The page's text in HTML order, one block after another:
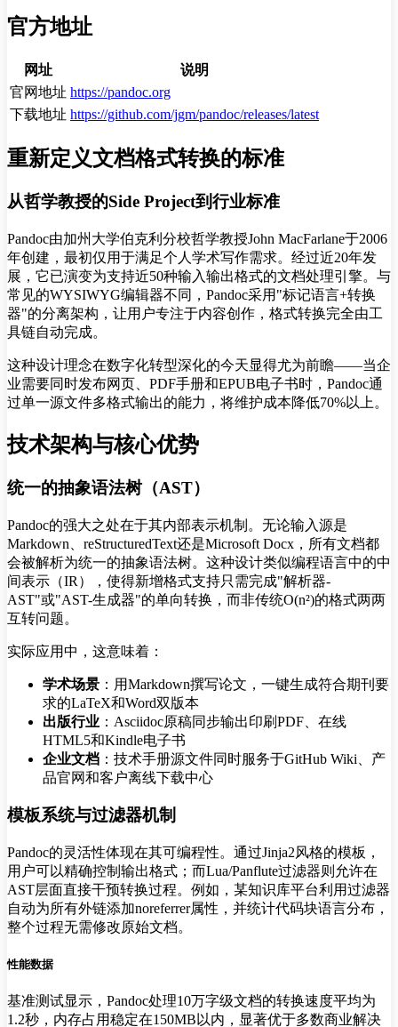
官方地址
网址
说明
官网地址 https://pandoc.org
下载地址 https://github.com/jgm/pandoc/releases/latest
重新定义文档格式转换的标准
从哲学教授的Side Project到行业标准
Pandoc由加州大学伯克利分校哲学教授John MacFarlane于2006
年创建，最初仅用于满足个人学术写作需求。经过近20年发
展，它已演变为支持近50种输入输出格式的文档处理引擎。与
常见的WYSIWYG编辑器不同，Pandoc采用"标记语言+转换
器"的分离架构，让用户专注于内容创作，格式转换完全由工
具链自动完成。
这种设计理念在数字化转型深化的今天显得尤为前瞻——当企
业需要同时发布网页、PDF手册和EPUB电子书时，Pandoc通
过单一源文件多格式输出的能力，将维护成本降低70%以上。
技术架构与核心优势
统一的抽象语法树（AST）
Pandoc的强大之处在于其内部表示机制。无论输入源是
Markdown、reStructuredText还是Microsoft Docx，所有文档都
会被解析为统一的抽象语法树。这种设计类似编程语言中的中
间表示（IR），使得新增格式支持只需完成"解析器-
AST"或"AST-生成器"的单向转换，而非传统O(n²)的格式两两
互转问题。
实际应用中，这意味着：
学术场景 ：用Markdown撰写论文，一键生成符合期刊要
求的LaTeX和Word双版本
出版行业 ：Asciidoc原稿同步输出印刷PDF、在线
HTML5和Kindle电子书
企业文档 ：技术手册源文件同时服务于GitHub Wiki、产
品官网和客户离线下载中心
模板系统与过滤器机制
Pandoc的灵活性体现在其可编程性。通过Jinja2风格的模板，
用户可以精确控制输出格式；而Lua/Panflute过滤器则允许在
AST层面直接干预转换过程。例如，某知识库平台利用过滤器
自动为所有外链添加noreferrer属性，并统计代码块语言分布，
整个过程无需修改原始文档。
性能数据
基准测试显示，Pandoc处理10万字级文档的转换速度平均为
1.2秒，内存占用稳定在150MB以内，显著优于多数商业解决